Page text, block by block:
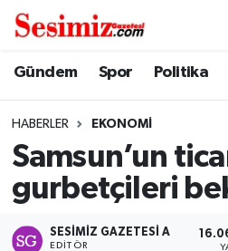
Gündem Spor Politika
HABERLER EKONOMI
Samsun’un
gurbetçileri
SESIMIZ GAZETESI A
EDITÖR
Dünya
Ekonomi
Nöbetçi Eczaneler
Namaz Vakitleri
Trafik Durumu